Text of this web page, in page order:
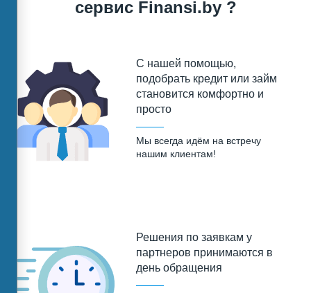
сервис Finansi.by ?
С нашей помощью,
подобрать кредит или займ
становится комфортно и
просто
Мы всегда идём на встречу
нашим клиентам!
Решения по заявкам у
партнеров принимаются в
день обращения